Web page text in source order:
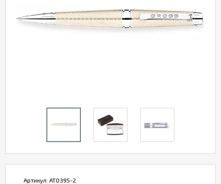
Артикул: AT0395-2